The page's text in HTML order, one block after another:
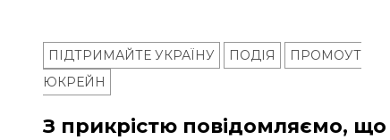
ПІДТРИМАЙТЕ УКРАЇНУ ПОДІЯ
ПРОМОУТ
ЮКРЕЙН
З прикрістю повідомляємо, що